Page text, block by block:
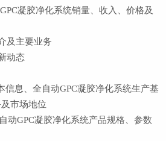
凝胶净化系统销量、收入、价格及
主要业务
动态
息、全自动GPC凝胶净化系统生产基
市场地位
GPC凝胶净化系统产品规格、参数